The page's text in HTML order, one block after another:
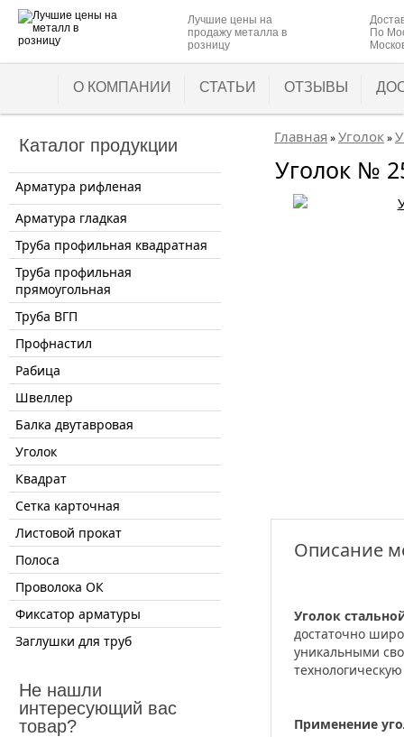
Лучшие цены на
продажу металла в
розницу
По
О КОМПАНИИ СТАТЬИ ОТЗЫВЫ
Каталог продукции
Арматура рифленая
Арматура гладкая
Труба профильная квадратная
Труба профильная
прямоугольная
Труба ВГП
Профнастил
Рабица
Швеллер
Балка двутавровая
Уголок
Квадрат
Сетка карточная
Листовой прокат
Полоса
Проволока ОК
Фиксатор арматуры
Заглушки для труб
Не нашли
интересующий вас
товар?
Главная »Уголок»
Уголок №
Описание
Уголок
достаточно
уникальными
Применение